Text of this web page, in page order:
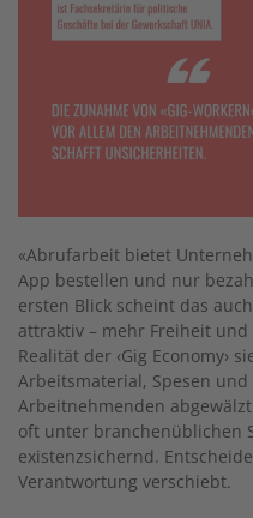
«Abrufarbeit bietet
App bestellen und nur
ersten Blick scheint das
attraktiv – mehr Freiheit
Realität der ‹Gig Economy›
Arbeitsmaterial, Spesen
Arbeitnehmenden
oft unter branchenüblichen
existenzsichernd.
Verantwortung verschiebt.